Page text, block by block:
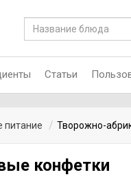
Статьи
питание Творожно-
конфетки